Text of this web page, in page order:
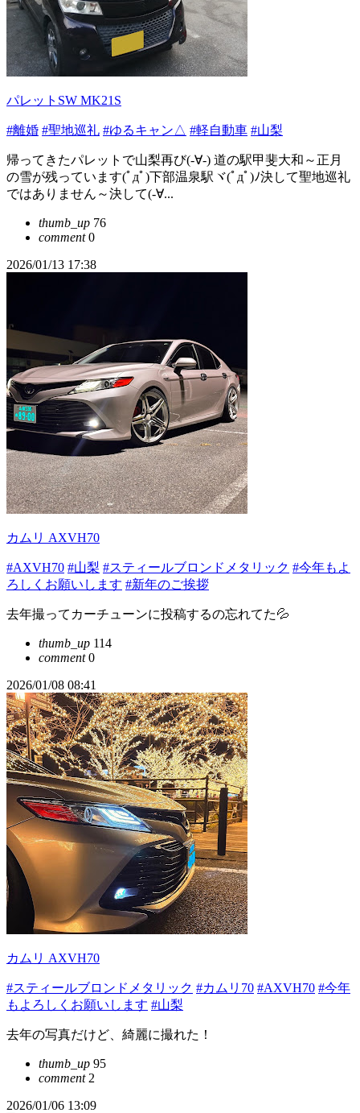
パレットSW MK21S
#離婚 #聖地巡礼 #ゆるキャン△ #軽自動車 #山梨
帰ってきたパレットで山梨再び(-∀-) 道の駅甲斐大和～正月
の雪が残っています(ﾟдﾟ)下部温泉駅ヾ(ﾟдﾟ)ﾉ決して聖地巡礼
ではありません～決して(-∀...
thumb_up 76
comment0
2026/01/13 17:38
カムリ AXVH70
#AXVH70 #山梨 #スティールブロンドメタリック #今年もよ
ろしくお願いします #新年のご挨拶
去年撮ってカーチューンに投稿するの忘れてた💦
thumb_up 114
comment0
2026/01/08 08:41
カムリ AXVH70
#スティールブロンドメタリック #カムリ70 #AXVH70 #今年
もよろしくお願いします #山梨
去年の写真だけど、綺麗に撮れた！
thumb_up 95
comment2
2026/01/06 13:09